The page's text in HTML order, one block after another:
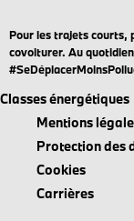
Pour les trajets courts,
covoiturer. Au
Classes énergétiques
Mentions
Protection des
Cookies
Carrières